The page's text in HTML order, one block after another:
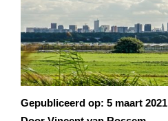
Gepubliceerd op: 5 maart 2021